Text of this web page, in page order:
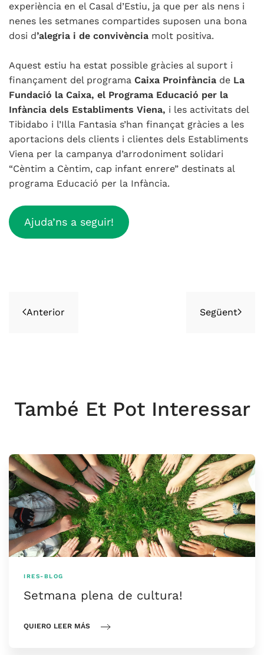
experiència en el Casal d’Estiu, ja que per als nens i
nenes les setmanes compartides suposen una bona
dosi d’alegria i de convivència molt positiva.
Aquest estiu ha estat possible gràcies al suport i
finançament del programa Caixa Proinfància de La
Fundació la Caixa, el Programa Educació per la
Infància dels Establiments Viena, i les activitats del
Tibidabo i l’Illa Fantasia s’han finançat gràcies a les
aportacions dels clients i clientes dels Establiments
Viena per la campanya d’arrodoniment solidari
“Cèntim a Cèntim, cap infant enrere” destinats al
programa Educació per la Infància.
Ajuda’ns a seguir!
Anterior Següent
També Et Pot Interessar
IRES-BLOG
Setmana plena de cultura!
QUIERO LEER MÁS